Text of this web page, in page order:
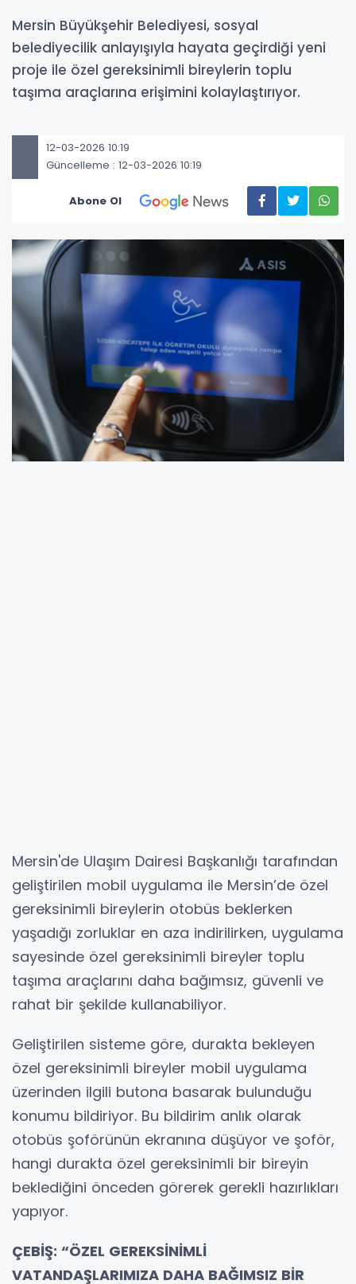
Mersin Büyükşehir Belediyesi, sosyal
belediyecilik anlayışıyla hayata geçirdiği yeni
proje ile özel gereksinimli bireylerin toplu
taşıma araçlarına erişimini kolaylaştırıyor.
12-03-2026 10:19
Güncelleme : 12-03-2026 10:19
Abone Ol
Mersin'de Ulaşım Dairesi Başkanlığı tarafından
geliştirilen mobil uygulama ile Mersin’de özel
gereksinimli bireylerin otobüs beklerken
yaşadığı zorluklar en aza indirilirken, uygulama
sayesinde özel gereksinimli bireyler toplu
taşıma araçlarını daha bağımsız, güvenli ve
rahat bir şekilde kullanabiliyor.
Geliştirilen sisteme göre, durakta bekleyen
özel gereksinimli bireyler mobil uygulama
üzerinden ilgili butona basarak bulunduğu
konumu bildiriyor. Bu bildirim anlık olarak
otobüs şoförünün ekranına düşüyor ve şoför,
hangi durakta özel gereksinimli bir bireyin
beklediğini önceden görerek gerekli hazırlıkları
yapıyor.
ÇEBİŞ: “ÖZEL GEREKSİNİMLİ
VATANDAŞLARIMIZA DAHA BAĞIMSIZ BİR